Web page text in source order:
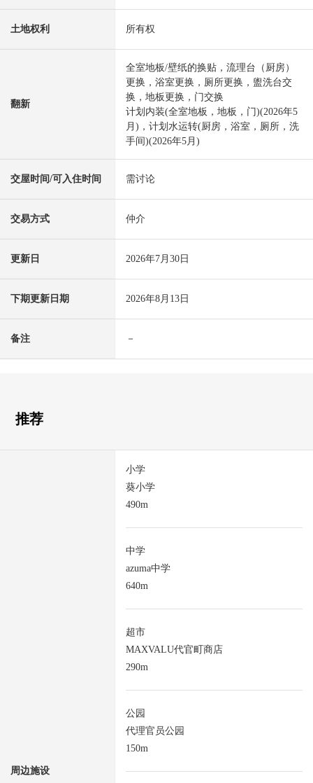
土地权利 所有权
翻新
全室地板/壁纸的换贴，流理台（厨房）
更换，浴室更换，厕所更换，盥洗台交
换，地板更换，门交换
计划内装(全室地板，地板，门)(2026年5
月)，计划水运转(厨房，浴室，厕所，洗
手间)(2026年5月)
交屋时间/可入住时间 需讨论
交易方式 仲介
更新日 2026年7月30日
下期更新日期 2026年8月13日
备注 －
推荐
周边施设
小学
葵小学
490m
中学
azuma中学
640m
超市
MAXVALU代官町商店
290m
公园
代理官员公园
150m